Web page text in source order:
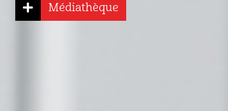
Médiathèque